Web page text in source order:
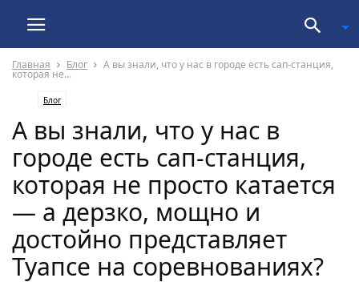
Главная Блог А вы знали, что у нас в городе есть сап-станция,
которая не...
Блог
А вы знали, что у нас в
городе есть сап-станция,
которая не просто катается
— а дерзко, мощно и
достойно представляет
Туапсе на соревнованиях?